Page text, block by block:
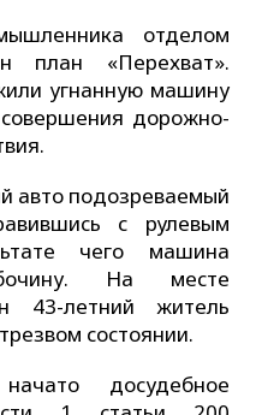
отделом
план «Перехват».
угнанную машину
дорожно-
авто подозреваемый
с рулевым
чего машина
На месте
43-летний житель
состоянии.
досудебное